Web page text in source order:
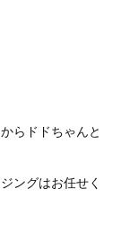
らドドちゃんと
ングはお任せく